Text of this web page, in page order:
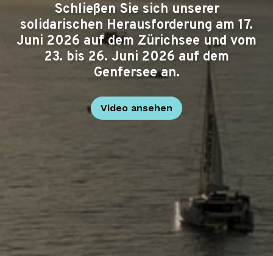
Schließen Sie sich unserer
solidarischen Herausforderung am 17.
Juni 2026 auf dem Zürichsee und vom
23. bis 26. Juni 2026 auf dem
Genfersee an.
Video ansehen